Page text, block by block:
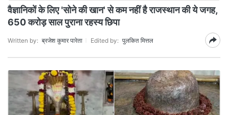
वैज्ञानिकों के लिए 'सोने की खान' से कम नहीं है राजस्थान की ये जगह,
650 करोड़ साल पुराना रहस्य छिपा
Written by: ब्रजेश कुमार पारेता Edited by: पुलकित मित्तल